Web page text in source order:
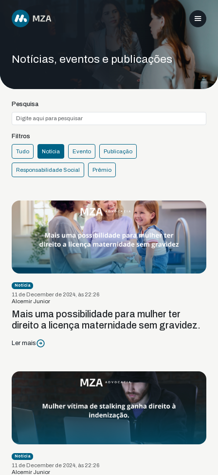
Notícias, eventos e publicações
Pesquisa
Filtros
Tudo Notícia Evento Publicação
Responsabilidade Social Prêmio
Notícia
11 de December de 2024, às 22:26
Alcemir Junior
Mais uma possibilidade para mulher ter
direito a licença maternidade sem gravidez.
Ler mais
Notícia
11 de December de 2024, às 22:26
Alcemir Junior